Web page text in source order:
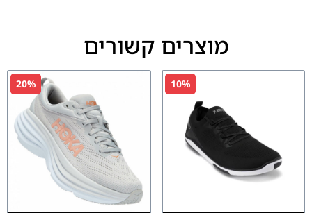
מוצרים קשורים
10%
20%